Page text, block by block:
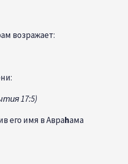
возражает:
17:5)
его имя в Авраhама